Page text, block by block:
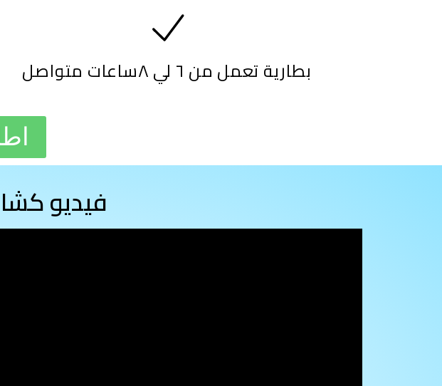
بطارية تعمل من ٦ لي ٨ساعات متواصل